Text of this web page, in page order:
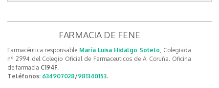
FARMACIA DE FENE
Farmacéutica responsable María Luisa Hidalgo Sotelo, Colegiada
nº 2994 del Colegio Oficial de Farmaceuticos de A Coruña. Oficina
de farmacia C194F.
Teléfonos: 634907028/981340153.